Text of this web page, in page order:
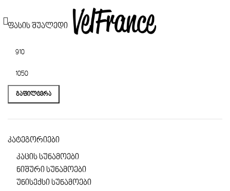
ფასის შუალედი
ᲒᲐᲤᲘᲚᲢᲕᲠᲐ
კატეგორიები
კაცის სუნამოები
ნიშური სუნამოები
უნისექსი სუნამოები